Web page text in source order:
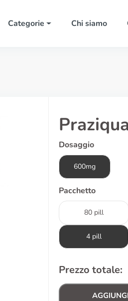
Categorie Chi siamo
Dosaggio
600mg
Pacchetto
80 pill
4 pill
Prezzo totale: